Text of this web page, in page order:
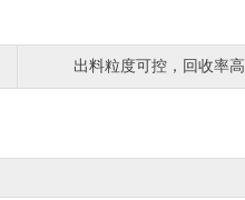
出料粒度可控，回收率高